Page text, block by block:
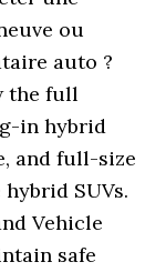
ou
auto ?
the full
in hybrid
and full-size
SUVs.
Vehicle
safe